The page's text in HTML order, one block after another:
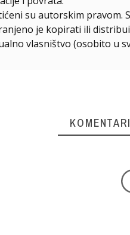
su autorskim pravom.
je kopirati ili
vlasništvo (osobito u